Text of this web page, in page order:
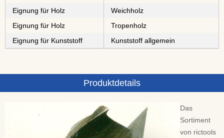
Eignung für Holz
⁠Weichholz
Eignung für Holz
⁠⁠⁠⁠⁠Tropenholz
Eignung für Kunststoff
Kunststoff allgemein
Produktdetails
Das
Sortiment
von rictools